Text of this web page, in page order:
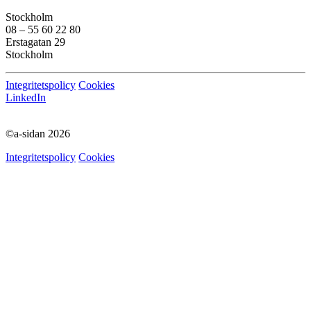
Stockholm
08 – 55 60 22 80
Erstagatan 29
Stockholm
Integritetspolicy Cookies
LinkedIn
©a-sidan 2026
Integritetspolicy Cookies